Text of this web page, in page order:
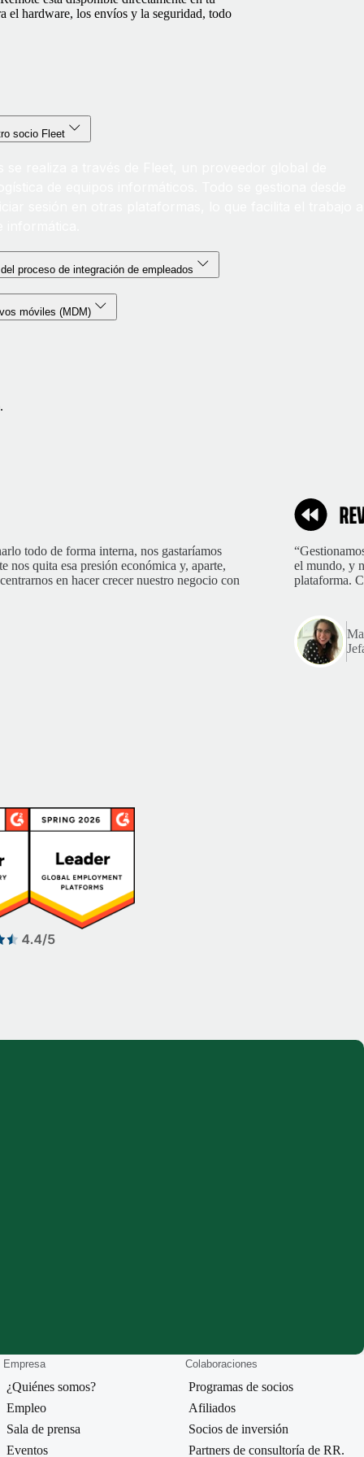
el hardware, los envíos y la seguridad, todo
socio Fleet
proceso de integración de empleados
móviles (MDM)
todo de forma interna, nos gastaríamos
nos quita esa presión económica y, aparte,
en hacer crecer nuestro negocio con
el mundo, y
plataforma.
Empresa
¿Quiénes somos?
Empleo
Sala de prensa
Eventos
Colaboraciones
Programas de socios
Afiliados
Socios de inversión
Partners de consultoría de RR.